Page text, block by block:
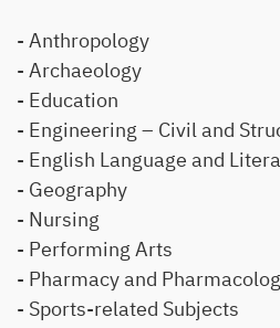
- Anthropology
- Archaeology
- Education
- Engineering – Civil and
- English Language and
- Geography
- Nursing
- Performing Arts
- Pharmacy and
- Sports-related Subjects